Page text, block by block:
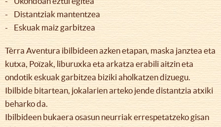
- Distantziak mantentzea
- Eskuak maiz garbitzea
Tèrra Aventura ibilbideen azken etapan, maska janztea eta
kutxa, Poïzak, liburuxka eta arkatza erabili aitzin eta
ondotik eskuak garbitzea biziki aholkatzen dizuegu.
Ibilbide bitartean, jokalarien arteko jende distantzia atxiki
beharko da.
Ibilbideen bukaera osasun neurriak errespetatzeko gisan